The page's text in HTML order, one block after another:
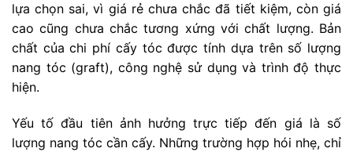
lựa chọn sai, vì giá rẻ chưa chắc đã tiết kiệm, còn giá
cao cũng chưa chắc tương xứng với chất lượng. Bản
chất của chi phí cấy tóc được tính dựa trên số lượng
nang tóc (graft), công nghệ sử dụng và trình độ thực
hiện.
Yếu tố đầu tiên ảnh hưởng trực tiếp đến giá là số
lượng nang tóc cần cấy. Những trường hợp hói nhẹ, chỉ